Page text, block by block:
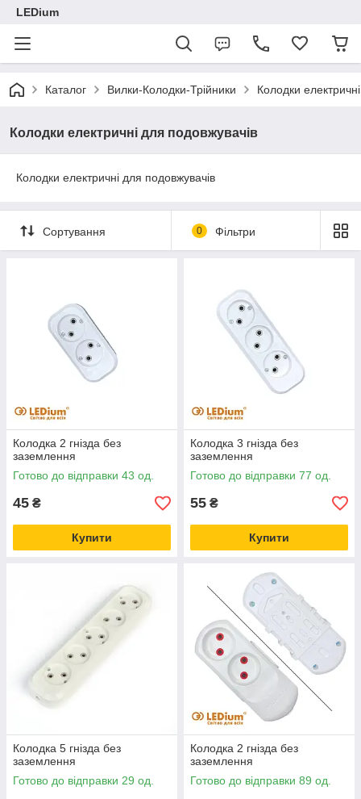
LEDium
Каталог Вилки-Колодки-Трійники Колодки
Колодки електричні для подовжувачів
Колодки електричні для подовжувачів
Сортування 0 Фільтри
Колодка 2 гнізда без
заземлення
Готово до відправки 43 од.
45 ₴
Купити
Колодка 3 гнізда без
заземлення
Готово до відправки 77 од.
55 ₴
Купити
Колодка 5 гнізда без
заземлення
Готово до відправки 29 од.
Колодка 2 гнізда без
заземлення
Готово до відправки 89 од.